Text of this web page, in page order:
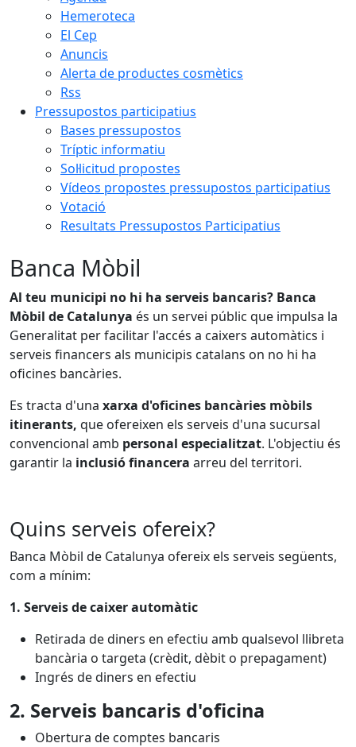
Hemeroteca
El Cep
Anuncis
Alerta de productes cosmètics
Rss
Pressupostos participatius
Bases pressupostos
Tríptic informatiu
Sol·licitud propostes
Vídeos propostes pressupostos participatius
Votació
Resultats Pressupostos Participatius
Banca Mòbil
Al teu municipi no hi ha serveis bancaris? Banca
Mòbil de Catalunya és un servei públic que impulsa la
Generalitat per facilitar l'accés a caixers automàtics i
serveis financers als municipis catalans on no hi ha
oficines bancàries.
Es tracta d'una xarxa d'oficines bancàries mòbils
itinerants, que ofereixen els serveis d'una sucursal
convencional amb personal especialitzat. L'objectiu és
garantir la inclusió financera arreu del territori.
Quins serveis ofereix?
Banca Mòbil de Catalunya ofereix els serveis següents,
com a mínim:
1. Serveis de caixer automàtic
Retirada de diners en efectiu amb qualsevol llibreta
bancària o targeta (crèdit, dèbit o prepagament)
Ingrés de diners en efectiu
2. Serveis bancaris d'oficina
Obertura de comptes bancaris